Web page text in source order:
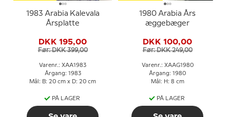
1983 Arabia Kalevala
Årsplatte
DKK 195,00
Før: DKK 399,00
Varenr.: XAA1983
Årgang: 1983
Mål: B: 20 cm x D: 20 cm
PÅ LAGER
1980 Arabia Års
æggebæger
DKK 100,00
Før: DKK 249,00
Varenr.: XAAG1980
Årgang: 1980
Mål: H: 8 cm
PÅ LAGER